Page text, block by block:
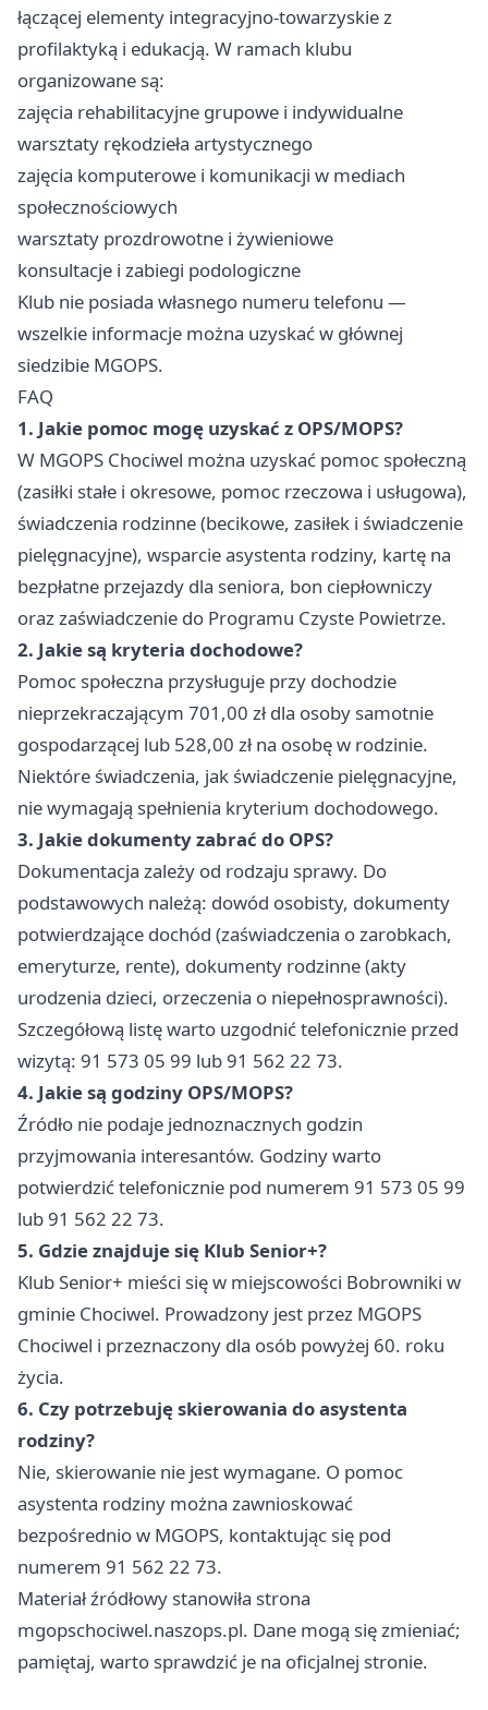
łączącej elementy integracyjno-towarzyskie z
profilaktyką i edukacją. W ramach klubu
organizowane są:
zajęcia rehabilitacyjne grupowe i indywidualne
warsztaty rękodzieła artystycznego
zajęcia komputerowe i komunikacji w mediach
społecznościowych
warsztaty prozdrowotne i żywieniowe
konsultacje i zabiegi podologiczne
Klub nie posiada własnego numeru telefonu —
wszelkie informacje można uzyskać w głównej
siedzibie MGOPS.
FAQ
1. Jakie pomoc mogę uzyskać z OPS/MOPS?
W MGOPS Chociwel można uzyskać pomoc społeczną
(zasiłki stałe i okresowe, pomoc rzeczowa i usługowa),
świadczenia rodzinne (becikowe, zasiłek i świadczenie
pielęgnacyjne), wsparcie asystenta rodziny, kartę na
bezpłatne przejazdy dla seniora, bon ciepłowniczy
oraz zaświadczenie do Programu Czyste Powietrze.
2. Jakie są kryteria dochodowe?
Pomoc społeczna przysługuje przy dochodzie
nieprzekraczającym 701,00 zł dla osoby samotnie
gospodarzącej lub 528,00 zł na osobę w rodzinie.
Niektóre świadczenia, jak świadczenie pielęgnacyjne,
nie wymagają spełnienia kryterium dochodowego.
3. Jakie dokumenty zabrać do OPS?
Dokumentacja zależy od rodzaju sprawy. Do
podstawowych należą: dowód osobisty, dokumenty
potwierdzające dochód (zaświadczenia o zarobkach,
emeryturze, rente), dokumenty rodzinne (akty
urodzenia dzieci, orzeczenia o niepełnosprawności).
Szczegółową listę warto uzgodnić telefonicznie przed
wizytą: 91 573 05 99 lub 91 562 22 73.
4. Jakie są godziny OPS/MOPS?
Źródło nie podaje jednoznacznych godzin
przyjmowania interesantów. Godziny warto
potwierdzić telefonicznie pod numerem 91 573 05 99
lub 91 562 22 73.
5. Gdzie znajduje się Klub Senior+?
Klub Senior+ mieści się w miejscowości Bobrowniki w
gminie Chociwel. Prowadzony jest przez MGOPS
Chociwel i przeznaczony dla osób powyżej 60. roku
życia.
6. Czy potrzebuję skierowania do asystenta
rodziny?
Nie, skierowanie nie jest wymagane. O pomoc
asystenta rodziny można zawnioskować
bezpośrednio w MGOPS, kontaktując się pod
numerem 91 562 22 73.
Materiał źródłowy stanowiła strona
mgopschociwel.naszops.pl. Dane mogą się zmieniać;
pamiętaj, warto sprawdzić je na oficjalnej stronie.